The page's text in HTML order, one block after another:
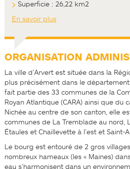
Superficie : 26,22 km2
En savoir plus
ORGANISATION
La ville d’Arvert est située dans la
plus précisément dans le
fait partie des 33 communes de la
Royan­ Atlantique (CARA) ainsi que du
Nichée au centre de son canton, elle
communes de La Tremblade au nord,
Étaules et Chaillevette à l’est et Saint­-
Le bourg est entouré de 2 gros
nombreux hameaux (les « Maines)
eau s’harmonisent dans un